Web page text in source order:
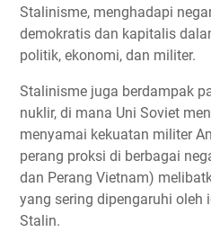
Stalinisme, menghadapi
demokratis dan kapitalis
politik, ekonomi, dan militer.
Stalinisme juga berdampak
nuklir, di mana Uni Soviet
menyamai kekuatan militer
perang proksi di berbagai
dan Perang Vietnam)
yang sering dipengaruhi oleh
Stalin.